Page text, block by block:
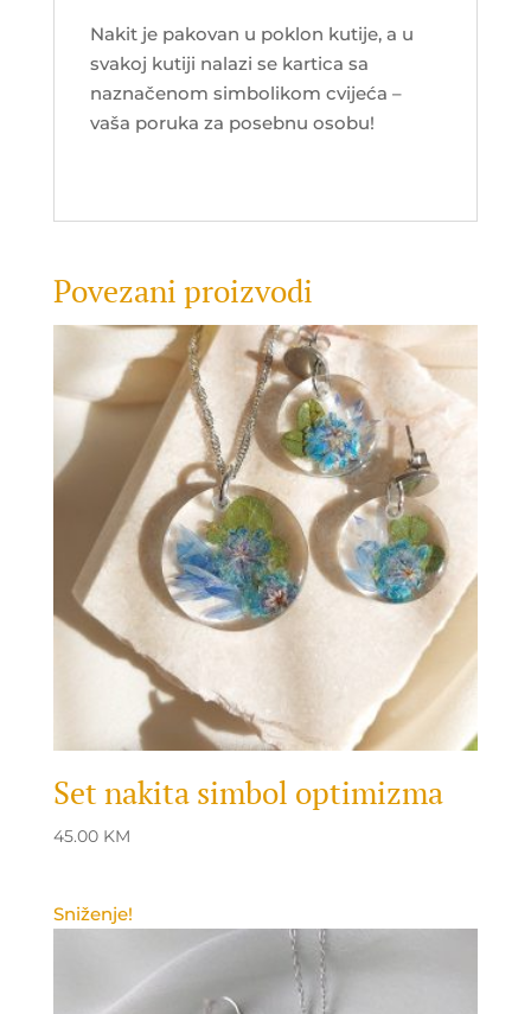
Nakit je pakovan u poklon kutije, a u
svakoj kutiji nalazi se kartica sa
naznačenom simbolikom cvijeća –
vaša poruka za posebnu osobu!
Povezani proizvodi
Set nakita simbol optimizma
45.00 KM
Sniženje!